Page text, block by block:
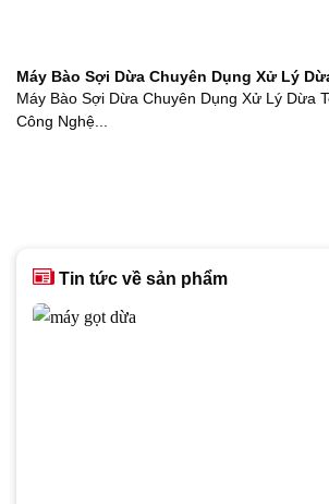
Máy Bào Sợi Dừa Chuyên Dụng Xử Lý
Máy Bào Sợi Dừa Chuyên Dụng Xử Lý Dừa
Công Nghệ...
Tin tức về sản phẩm